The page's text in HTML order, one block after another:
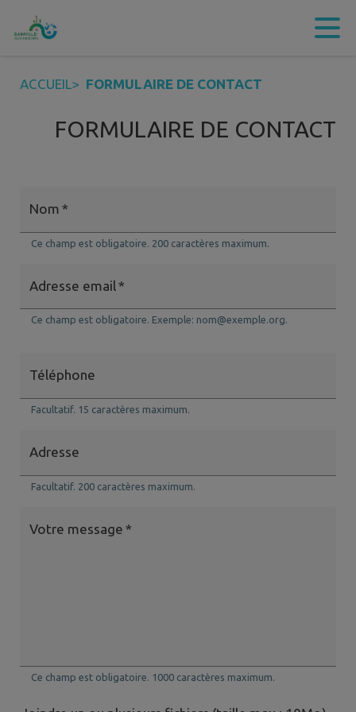
Contenu
ACCUEIL> FORMULAIRE DE CONTACT
FORMULAIRE DE CONTACT
Nom *
Ce champ est obligatoire. 200 caractères maximum.
Adresse email *
Ce champ est obligatoire. Exemple: nom@exemple.org.
Téléphone
Facultatif. 15 caractères maximum.
Adresse
Facultatif. 200 caractères maximum.
Votre message *
Ce champ est obligatoire. 1000 caractères maximum.